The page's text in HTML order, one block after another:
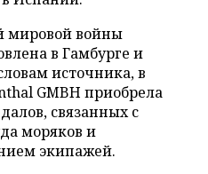
мировой войны
в Гамбурге и
источника, в
GMBH приобрела
связанных с
моряков и
экипажей.